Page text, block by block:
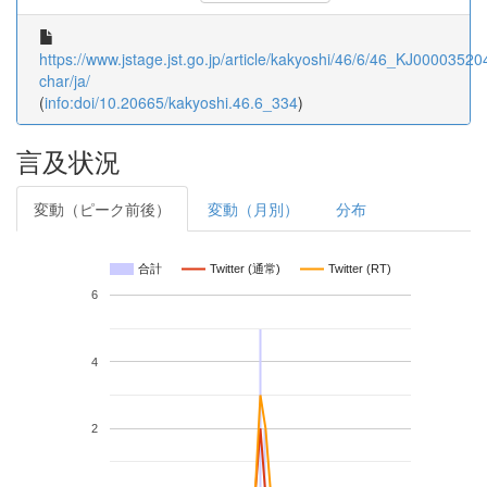
https://www.jstage.jst.go.jp/article/kakyoshi/46/6/
char/ja/
(info:doi/10.20665/kakyoshi.46.6_334)
言及状況
変動（ピーク前後） 変動（月別） 分布
合計 Twitter (通常) Twitter (RT)
2
4
6